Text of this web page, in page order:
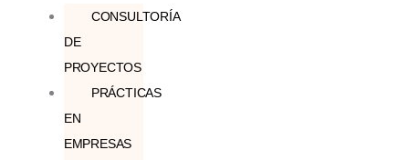
CONSULTORÍA
DE
PROYECTOS
PRÁCTICAS
EN
EMPRESAS